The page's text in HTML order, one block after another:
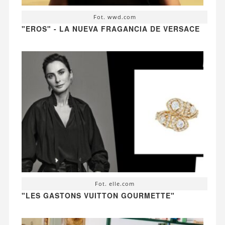
Fot. wwd.com
"EROS" - LA NUEVA FRAGANCIA DE VERSACE
Fot. elle.com
"LES GASTONS VUITTON GOURMETTE"